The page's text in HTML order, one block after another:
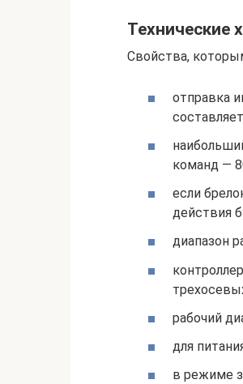
Технические
Свойства,
отправка
команд —
если
действия
диапазон
рабочий
для
в режиме